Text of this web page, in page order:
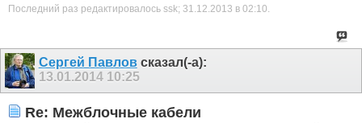
Последний раз редактировалось ssk; 31.12.2013 в 02:10
Сергей Павловсказал(-а):
13.01.2014 10:25
Re: Межблочные кабели